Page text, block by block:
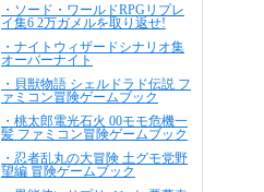
・ソード・ワールドRPGリプレ
イ集6 2万ガメルを取り返せ!
・ナイトウィザードシナリオ集
オーバーナイト
・貝獣物語 シェルドラド伝説 フ
ァミコン冒険ゲームブック
・桃太郎電光石火 00モモ危機一
髪 ファミコン冒険ゲームブック
・忍者乱丸の大冒険 土グモ党野
望編 冒険ゲームブック